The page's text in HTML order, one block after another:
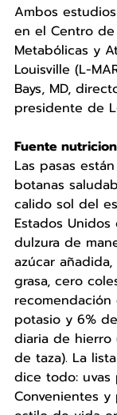
Ambos
en el Centro
Metabólicas y
Louisville (L-
Bays, MD,
presidente de
Fuente
Las pasas
botanas
calido sol del
Estados
dulzura de
azúcar
grasa, cero
potasio y 6%
diaria de
de taza). La
dice todo: uvas
Convenientes